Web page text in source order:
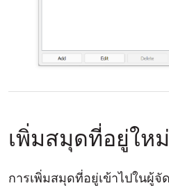
เพิ่มสมุดที่อยู่ใหม่
การเพิ่มสมุดที่อยู่เข้าไปในผู้